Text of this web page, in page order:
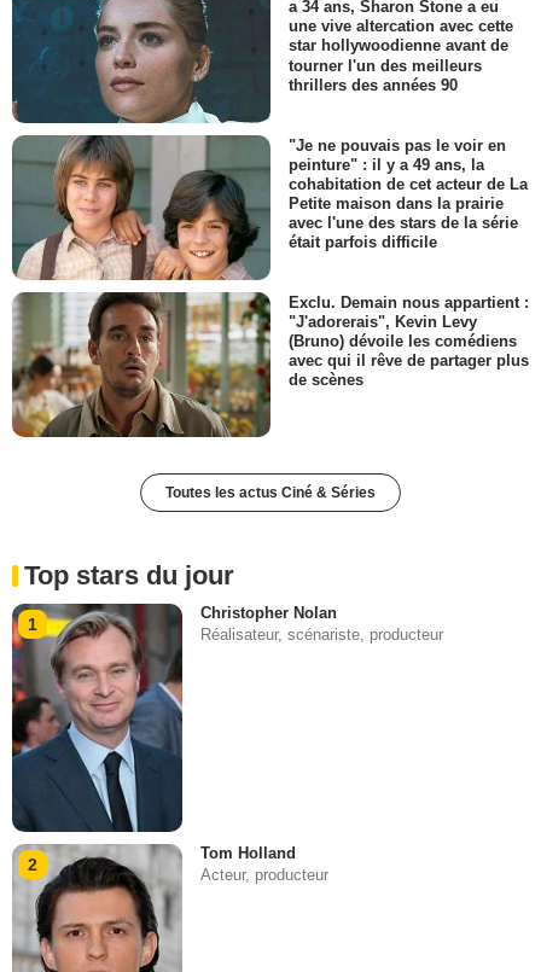
a 34 ans, Sharon Stone a eu
une vive altercation avec cette
star hollywoodienne avant de
tourner l'un des meilleurs
thrillers des années 90
"Je ne pouvais pas le voir en
peinture" : il y a 49 ans, la
cohabitation de cet acteur de La
Petite maison dans la prairie
avec l'une des stars de la série
était parfois difficile
Exclu. Demain nous appartient :
"J'adorerais", Kevin Levy
(Bruno) dévoile les comédiens
avec qui il rêve de partager plus
de scènes
Toutes les actus Ciné & Séries
Top stars du jour
1
Christopher Nolan
Réalisateur, scénariste, producteur
2
Tom Holland
Acteur, producteur